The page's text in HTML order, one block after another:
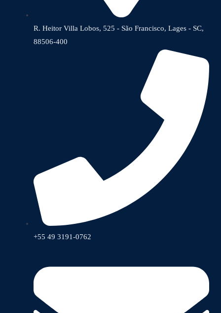
R. Heitor Villa Lobos, 525 - São Francisco, Lages - SC,
88506-400
+55 49 3191-0762